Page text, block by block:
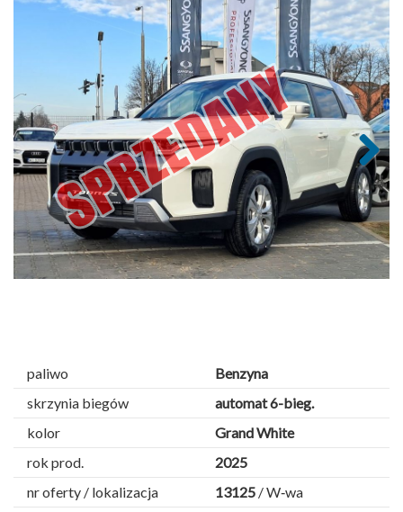
Next
paliwo
Benzyna
skrzynia biegów
automat 6-bieg.
kolor
Grand White
rok prod.
2025
nr oferty / lokalizacja
13125 / W‑wa